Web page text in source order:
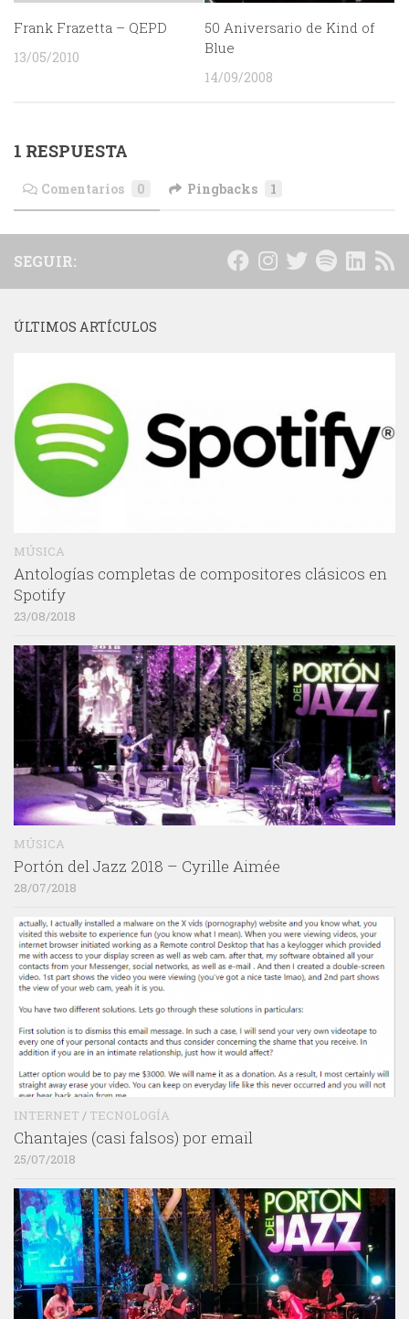
Frank Frazetta – QEPD
13/05/2010
50 Aniversario de Kind of
Blue
14/09/2008
1 RESPUESTA
Comentarios 0 Pingbacks 1
SEGUIR:
ÚLTIMOS ARTÍCULOS
MÚSICA
Antologías completas de compositores clásicos en
Spotify
23/08/2018
MÚSICA
Portón del Jazz 2018 – Cyrille Aimée
28/07/2018
INTERNET / TECNOLOGÍA
Chantajes (casi falsos) por email
25/07/2018